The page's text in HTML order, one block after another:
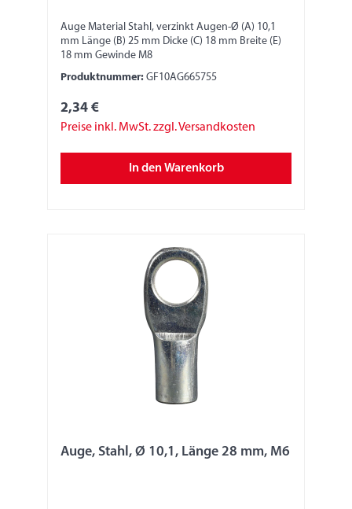
Auge Material Stahl, verzinkt Augen-Ø (A) 10,1
mm Länge (B) 25 mm Dicke (C) 18 mm Breite (E)
18 mm Gewinde M8
Produktnummer: GF10AG665755
2,34 €
Preise inkl. MwSt. zzgl. Versandkosten
In den Warenkorb
Auge, Stahl, Ø 10,1, Länge 28 mm, M6